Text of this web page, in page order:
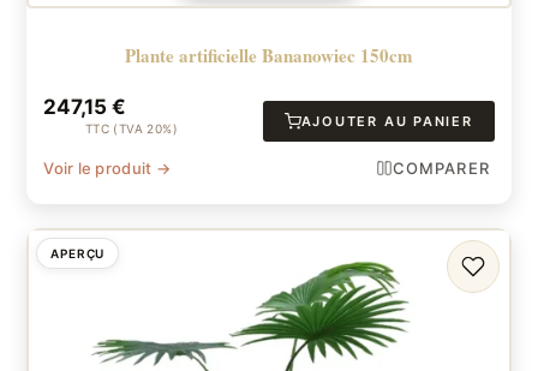
Plante artificielle Bananowiec 150cm
247,15€
TTC (TVA 20%) AJOUTER AU PANIER
Voir le produit → COMPARER
APERÇU